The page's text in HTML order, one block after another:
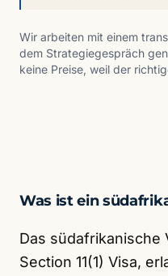
Wir arbeiten mit einem
dem Strategiegespräch
keine Preise, weil der
Was ist ein
Das südafrikanische
Section 11(1) Visa,